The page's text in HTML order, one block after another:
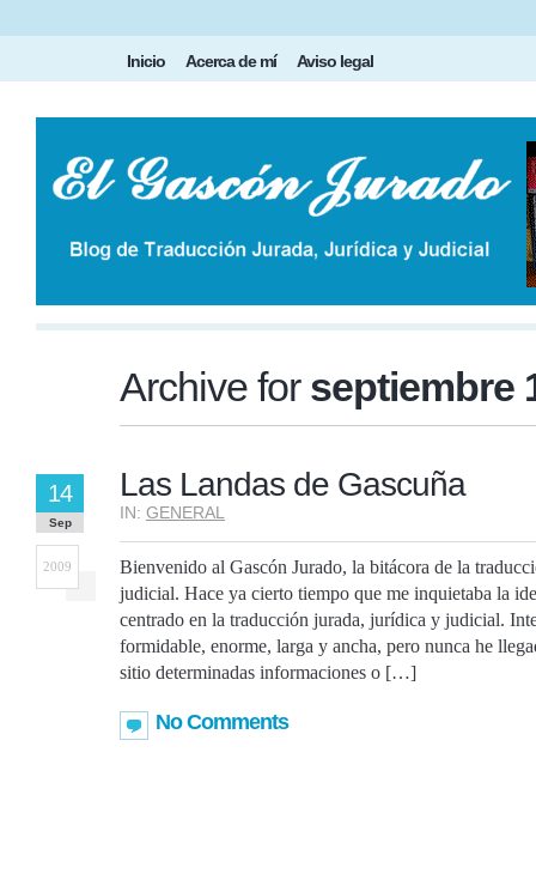
Inicio Acerca de mí Aviso legal
Archive for septiembre
Las Landas de Gascuña
IN: GENERAL
14
Sep
2009
Bienvenido al Gascón Jurado, la bitácora de la
judicial. Hace ya cierto tiempo que me inquietaba la
centrado en la traducción jurada, jurídica y judicial.
formidable, enorme, larga y ancha, pero nunca he
sitio determinadas informaciones o […]
No Comments